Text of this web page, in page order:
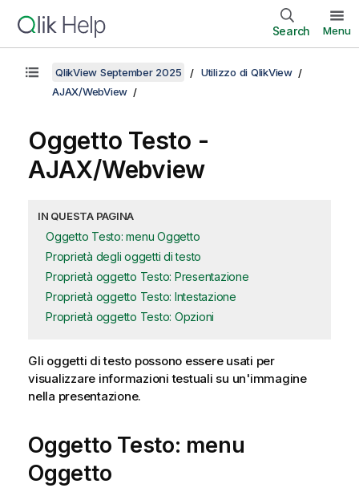
Search Menu
QlikView September 2025
Utilizzo di QlikView
AJAX/WebView
Oggetto Testo -
AJAX/Webview
IN QUESTA PAGINA
Oggetto Testo: menu Oggetto
Proprietà degli oggetti di testo
Proprietà oggetto Testo: Presentazione
Proprietà oggetto Testo: Intestazione
Proprietà oggetto Testo: Opzioni
Gli oggetti di testo possono essere usati per
visualizzare informazioni testuali su un'immagine
nella presentazione.
Oggetto Testo: menu
Oggetto